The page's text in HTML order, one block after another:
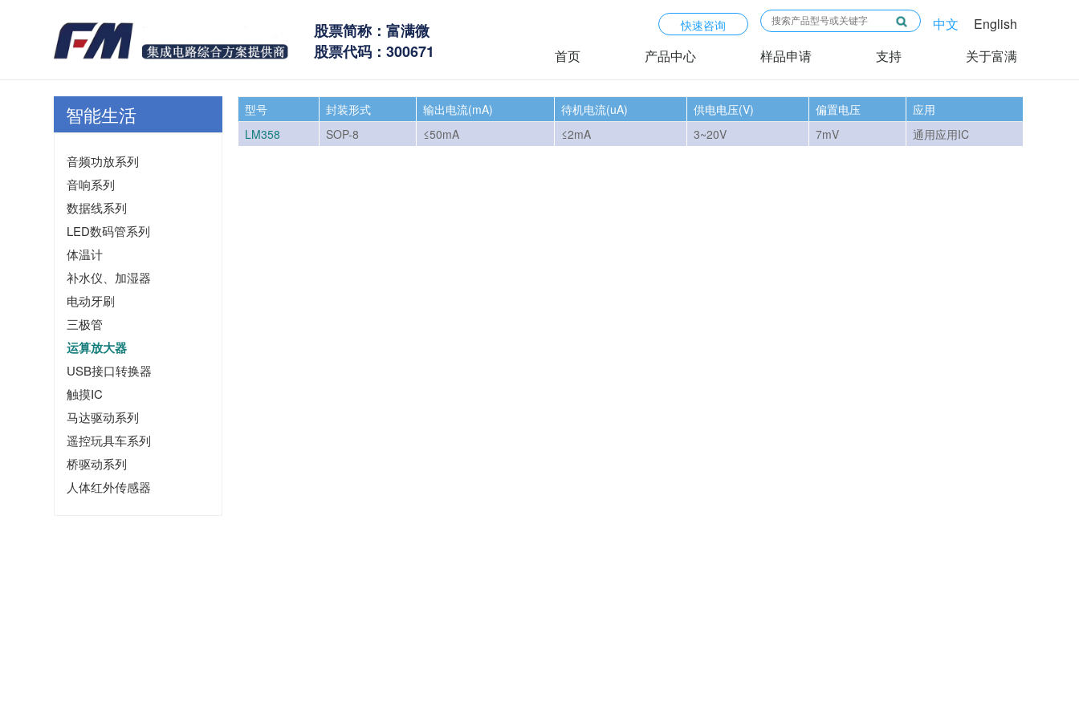
股票简称：富满微
股票代码：300671
快速咨询 中文
English
首页
产品中心 样品申请 支持 关于富满
智能生活
音频功放系列
音响系列
数据线系列
LED数码管系列
体温计
补水仪、加湿器
电动牙刷
三极管
运算放大器
USB接口转换器
触摸IC
马达驱动系列
遥控玩具车系列
桥驱动系列
人体红外传感器
型号 封装形式 输出电流(mA) 待机电流(uA) 供电电压(V) 偏置电压
应用
LM358
SOP-8 ≤50mA ≤2mA 3~20V 7mV 通用应用IC